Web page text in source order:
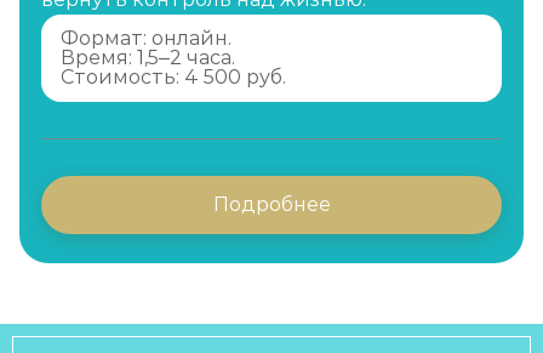
Формат: онлайн.
Время: 1,5–2 часа.
Стоимость: 4 500 руб.
Подробнее